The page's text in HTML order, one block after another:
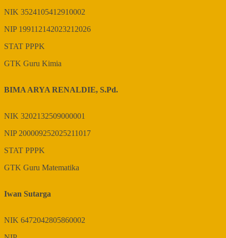
NIK 3524105412910002
NIP 199112142023212026
STAT PPPK
GTK Guru Kimia
BIMA ARYA RENALDIE, S.Pd.
NIK 3202132509000001
NIP200009252025211017
STAT PPPK
GTK Guru Matematika
Iwan Sutarga
NIK 6472042805860002